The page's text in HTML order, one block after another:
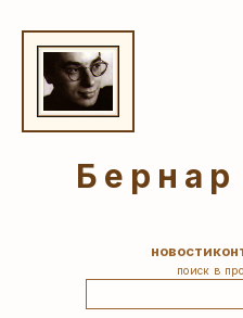
новости
поиск в